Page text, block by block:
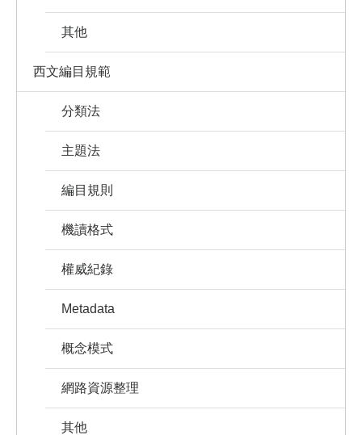
其他
西文編目規範
分類法
主題法
編目規則
機讀格式
權威紀錄
Metadata
概念模式
網路資源整理
其他